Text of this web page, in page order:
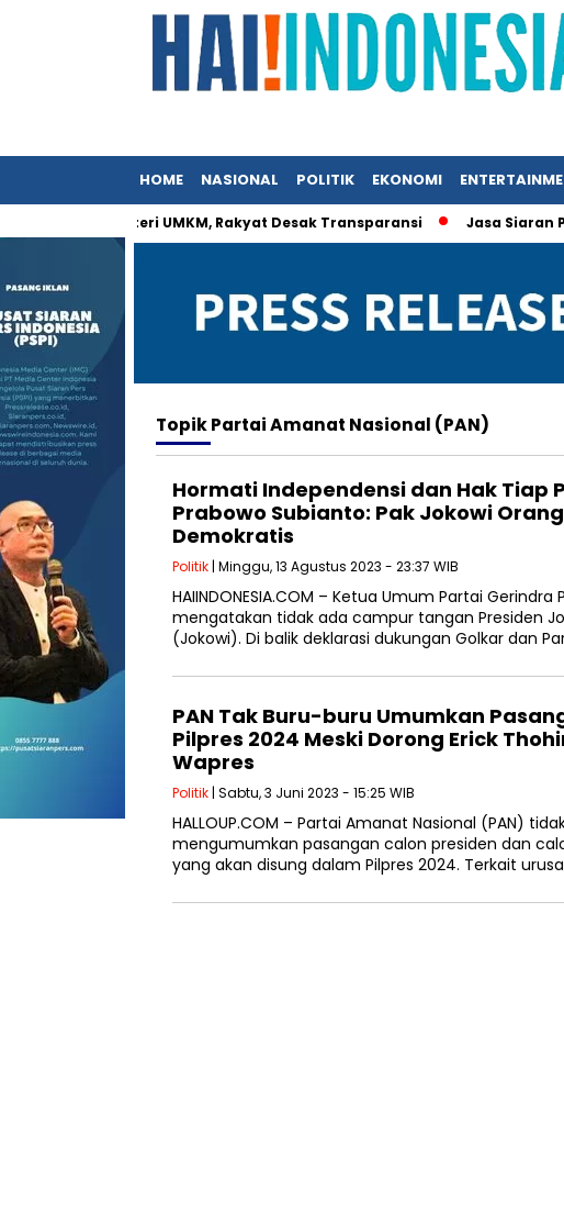
HOME NASIONAL POLITIK EKONOMI
Istri Menteri UMKM, Rakyat Desak Transparansi Jasa Siaran
TopikPartai Amanat Nasional (PAN)
Hormati Independensi dan Hak Tiap
Prabowo Subianto: Pak Jokowi
Demokratis
Politik | Minggu, 13 Agustus 2023 - 23:37 WIB
HAIINDONESIA.COM – Ketua Umum Partai
mengatakan tidak ada campur tangan Presiden
(Jokowi). Di balik deklarasi dukungan Golkar dan
PAN Tak Buru-buru Umumkan
Pilpres 2024 Meski Dorong Erick
Wapres
Politik | Sabtu, 3 Juni 2023 - 15:25 WIB
HALLOUP.COM – Partai Amanat Nasional (PAN)
mengumumkan pasangan calon presiden dan
yang akan disung dalam Pilpres 2024. Terkait